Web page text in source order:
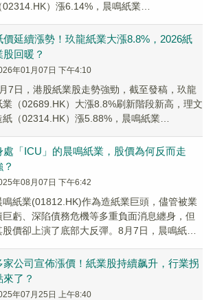
02314.HK）漲6.14%，晨鳴紙業
價延續漲勢！玖龍紙業大漲8.8%，2026紙
股回暖？
年01月07日 下午4:10
7日，港股紙業股走勢強勁，截至發稿，玖龍
業（02689.HK）大漲8.8%刷新階段新高，理文
紙（02314.HK）漲5.88%，晨鳴紙業
處「ICU」的晨鳴紙業，股價為何反而走
？
年08月07日 下午6:42
鳴紙業(01812.HK)作為造紙業巨頭，儘管被業
巨虧、深陷債務危機等多重負面消息纏身，但
股價卻上演了底部大反彈。8月7日，晨鳴紙業
家公司宣佈漲價！紙業股持續飙升，行業拐
來了？
年07月25日 上午8:40